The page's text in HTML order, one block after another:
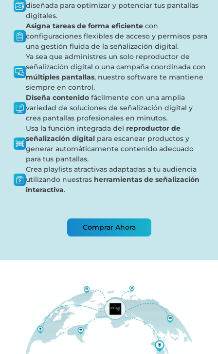
diseñada para optimizar y potenciar tus pantallas
digitales.
Asigna tareas de forma eficiente con
configuraciones flexibles de acceso y permisos para
una gestión fluida de la señalización digital.
Ya sea que administres un solo reproductor de
señalización digital o una campaña coordinada con
múltiples pantallas, nuestro software te mantiene
siempre en control.
Diseña contenido fácilmente con una amplia
variedad de soluciones de señalización digital y
crea pantallas profesionales en minutos.
Usa la función integrada del reproductor de
señalización digital para escanear productos y
generar automáticamente contenido adecuado
para tus pantallas.
Crea playlists atractivas adaptadas a tu audiencia
utilizando nuestras herramientas de señalización
interactiva.
Comprar Ahora